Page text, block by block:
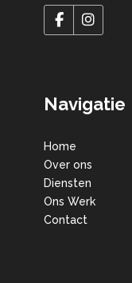
Navigatie
Home
Over ons
Diensten
Ons Werk
Contact